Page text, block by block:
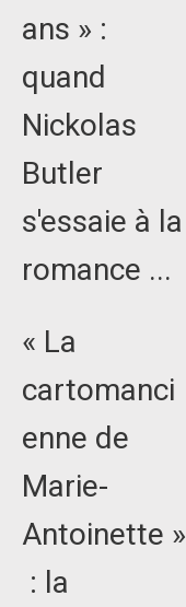
ans » :
quand
Nickolas
Butler
s'essaie à la
romance ...
« La
cartomanci
enne de
Marie-
Antoinette »
: la